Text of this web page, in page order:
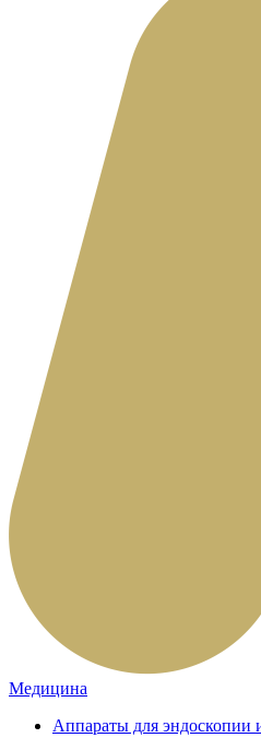
Медицина
Аппараты для эндоскопии